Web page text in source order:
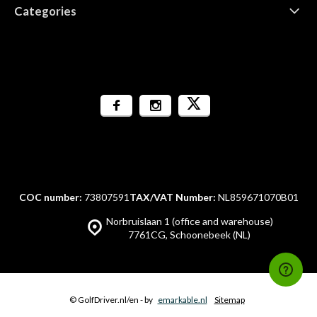
Categories
Norbruislaan 1 (office and warehouse)
7761CG, Schoonebeek (NL)
COC number: 73807591 TAX/VAT Number: NL859671070B01
© GolfDriver.nl/en - by emarkable.nl Sitemap